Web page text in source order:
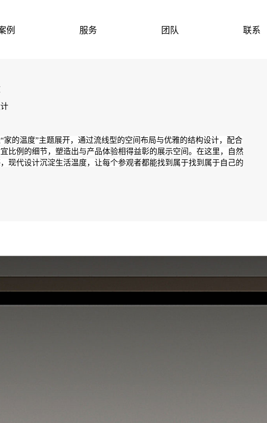
例 服务 团队 联系
家的温度”主题展开，通过流线型的空间布局与优雅的结构设计，配合
比例的细节，塑造出与产品体验相得益彰的展示空间。 在这里，自然
现代设计沉淀生活温度，让每个参观者都能找到属于找到属于自己的